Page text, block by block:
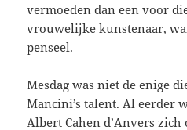
vermoeden dan een voor
vrouwelijke kunstenaar,
penseel.
Mesdag was niet de enige
Mancini’s talent. Al eerder
Albert Cahen d’Anvers